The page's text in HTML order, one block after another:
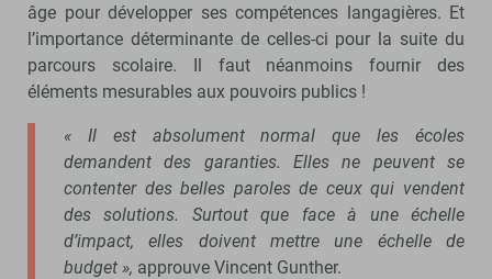
âge pour développer ses compétences langagières. Et
l’importance déterminante de celles-ci pour la suite du
parcours scolaire. Il faut néanmoins fournir des
éléments mesurables aux pouvoirs publics !
« Il est absolument normal que les écoles
demandent des garanties. Elles ne peuvent se
contenter des belles paroles de ceux qui vendent
des solutions. Surtout que face à une échelle
d’impact, elles doivent mettre une échelle de
budget », approuve Vincent Gunther.